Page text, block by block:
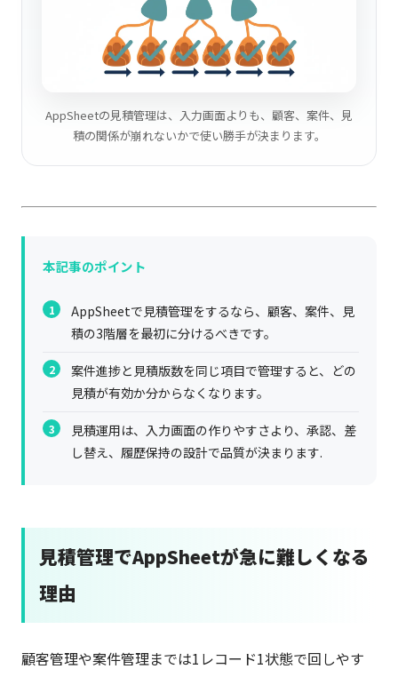
AppSheetの見積管理は、入力画面よりも、顧客、案件、見
積の関係が崩れないかで使い勝手が決まります。
本記事のポイント
AppSheetで見積管理をするなら、顧客、案件、見
積の3階層を最初に分けるべきです。
案件進捗と見積版数を同じ項目で管理すると、どの
見積が有効か分からなくなります。
見積運用は、入力画面の作りやすさより、承認、差
し替え、履歴保持の設計で品質が決まります.
見積管理でAppSheetが急に難しくなる
理由
顧客管理や案件管理までは1レコード1状態で回しやす